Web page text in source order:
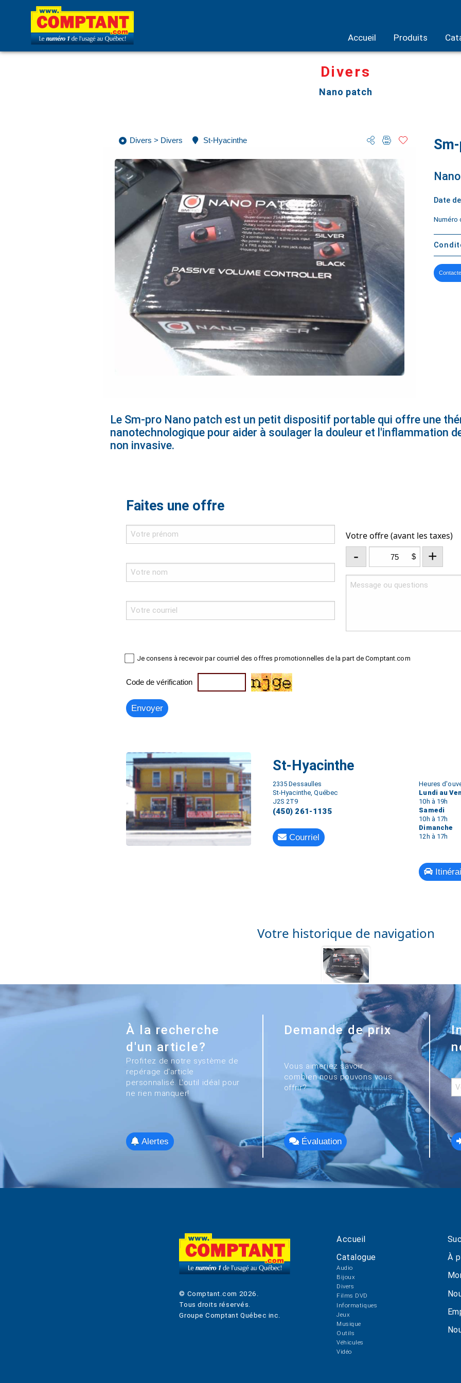
Accueil Produits
Divers
Nano patch
Divers > Divers St-Hyacinthe
Date
Numéro
Le Sm-pro Nano patch est un petit dispositif portable qui offre une
nanotechnologique pour aider à soulager la douleur et l'inflammation
non invasive.
Faites une offre
Votre offre (avant les taxes)
- $ +
Je consens à recevoir par courriel des offres promotionnelles de la part de Comptant.com
Code de vérification
St-Hyacinthe
2335 Dessaulles
St-Hyacinthe, Québec
J2S 2T9
(450) 261-1135
Courriel
Heures
Lundi au
10h à 19h
Samedi
10h à 17h
Dimanche
12h à 17h
Votre historique de navigation
À la recherche
d'un article?
Profitez de notre système de
repérage d'article
personnalisé. L'outil idéal pour
ne rien manquer!
Alertes
Demande de prix
Vous aimeriez savoir
combien nous pouvons vous
offrir?
Évaluation
© Comptant.com 2026 .
Tous droits réservés.
Groupe Comptant Québec inc.
Accueil
Catalogue
Audio
Bijoux
Divers
Films DVD
Informatiques
Jeux
Musique
Outils
Véhicules
Vidéo
À